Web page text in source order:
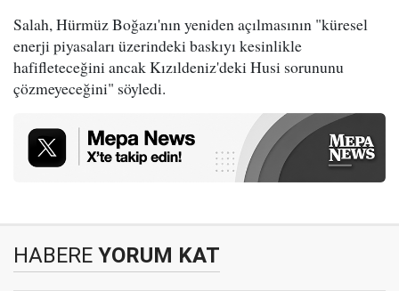
Salah, Hürmüz Boğazı'nın yeniden açılmasının "küresel
enerji piyasaları üzerindeki baskıyı kesinlikle
hafifleteceğini ancak Kızıldeniz'deki Husi sorununu
çözmeyeceğini" söyledi.
HABERE YORUM KAT